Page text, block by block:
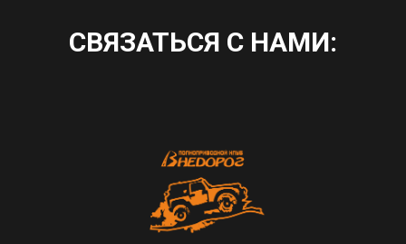
СВЯЗАТЬСЯ С НАМИ: